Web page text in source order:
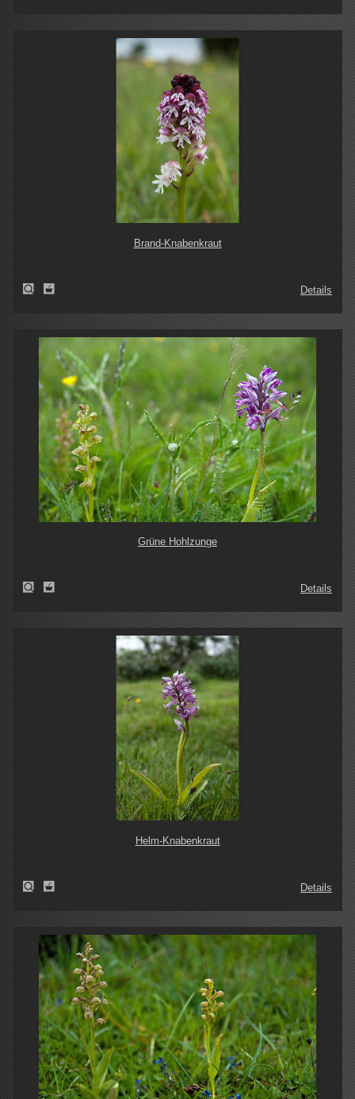
Brand-Knabenkraut
Details
Grüne Hohlzunge
Details
Helm-Knabenkraut
Details